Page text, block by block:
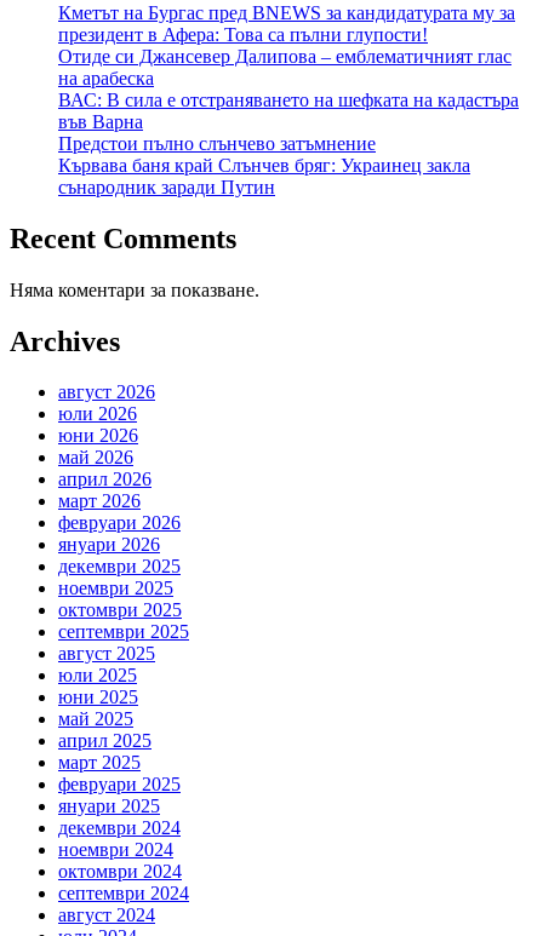
Кметът на Бургас пред BNEWS за кандидатурата му за
президент в Афера: Това са пълни глупости!
Отиде си Джансевер Далипова – емблематичният глас
на арабеска
ВАС: В сила е отстраняването на шефката на кадастъра
във Варна
Предстои пълно слънчево затъмнение
Кървава баня край Слънчев бряг: Украинец закла
сънародник заради Путин
Recent Comments
Няма коментари за показване.
Archives
август 2026
юли 2026
юни 2026
май 2026
април 2026
март 2026
февруари 2026
януари 2026
декември 2025
ноември 2025
октомври 2025
септември 2025
август 2025
юли 2025
юни 2025
май 2025
април 2025
март 2025
февруари 2025
януари 2025
декември 2024
ноември 2024
октомври 2024
септември 2024
август 2024